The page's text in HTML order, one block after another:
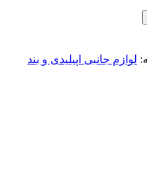
لوازم جانبی اپیلیدی و بند